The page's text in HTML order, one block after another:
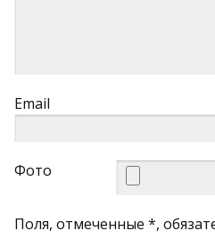
Email
Фото
Поля, отмеченные *,